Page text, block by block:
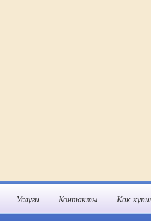
Услуги Контакты Как